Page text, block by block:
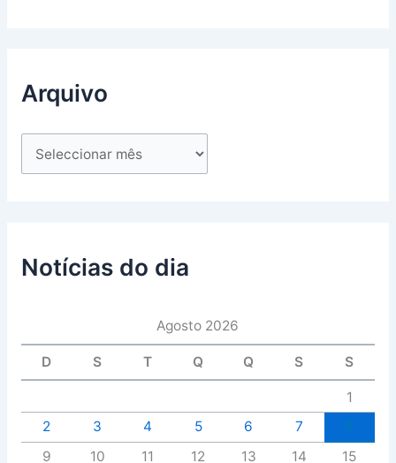
Arquivo
Notícias do dia
Agosto 2026
D S T Q Q S S
1
2
3 4 5 6 7
9
10 11 12 13 14
15